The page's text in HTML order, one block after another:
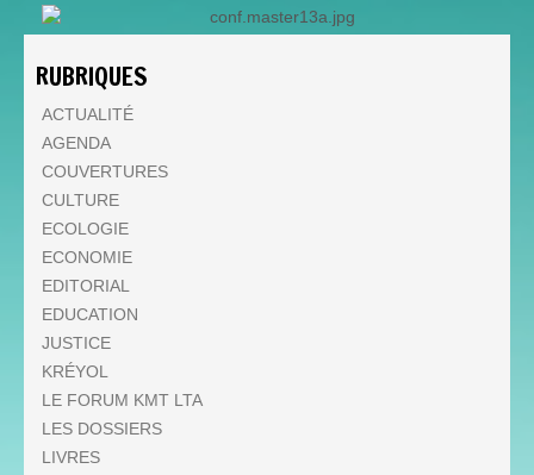
RUBRIQUES
ACTUALITÉ
AGENDA
COUVERTURES
CULTURE
ECOLOGIE
ECONOMIE
EDITORIAL
EDUCATION
JUSTICE
KRÉYOL
LE FORUM KMT LTA
LES DOSSIERS
LIVRES